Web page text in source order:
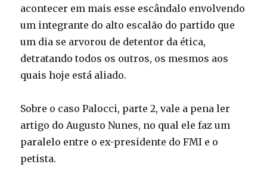
acontecer em mais esse escândalo envolvendo
um integrante do alto escalão do partido que
um dia se arvorou de detentor da ética,
detratando todos os outros, os mesmos aos
quais hoje está aliado.
Sobre o caso Palocci, parte 2, vale a pena ler
artigo do Augusto Nunes, no qual ele faz um
paralelo entre o ex-presidente do FMI e o
petista.